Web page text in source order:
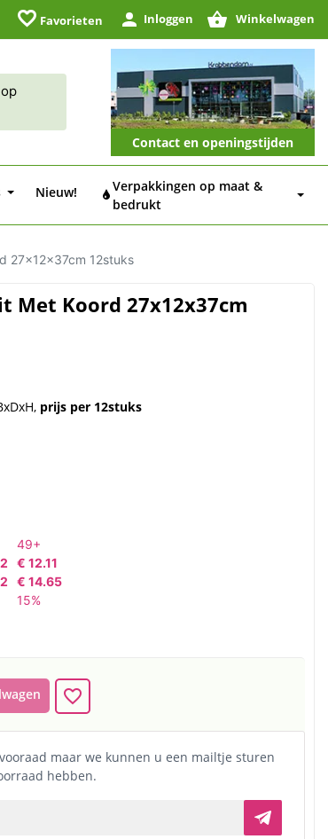
favorite_border Favorieten Inloggen Winkelwagen
Contact en openingstijden
Nieuw!
Verpakkingen op maat &
bedrukt
27x12x37cm 12stuks
Met Koord 27x12x37cm
prijs per 12stuks
49+
€ 12.11
€ 14.65
15%
favorite_border
maar we kunnen u een mailtje sturen
hebben.